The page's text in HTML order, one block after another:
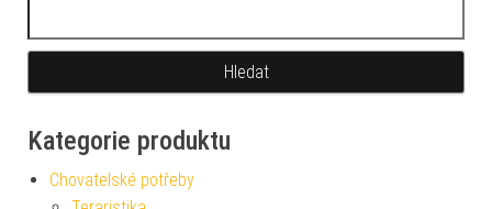
Kategorie produktu
Chovatelské potřeby